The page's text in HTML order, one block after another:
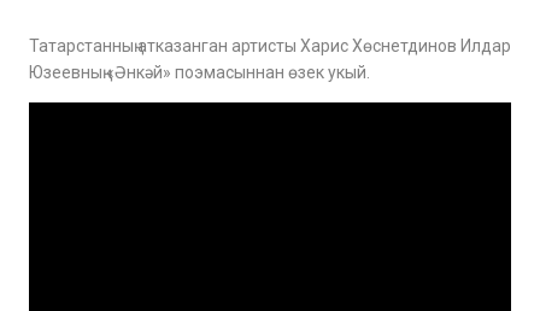
Татарстанның атказанган артисты Харис Хөснетдинов Илдар
Юзеевның «Әнкәй» поэмасыннан өзек укый.